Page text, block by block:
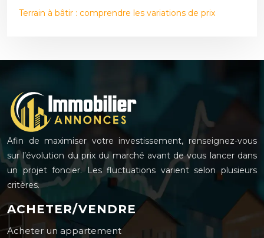
Terrain à bâtir : comprendre les variations de prix
Afin de maximiser votre investissement, renseignez-vous
sur l’évolution du prix du marché avant de vous lancer dans
un projet foncier. Les fluctuations varient selon plusieurs
critères.
ACHETER/VENDRE
Acheter un appartement